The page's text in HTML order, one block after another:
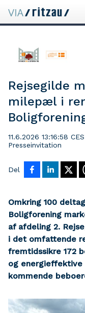
Rejsegilde
milepæl i
11.6.2026 13:16:58
Presseinvitation
Del
Omkring 100
Boligforening
af afdeling 2.
i det omfattende
fremtidssikre 172
og
kommende